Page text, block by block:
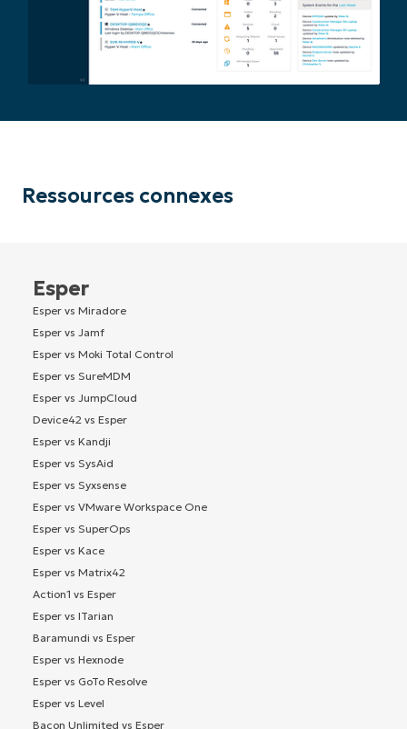
Ressources connexes
Esper
Esper vs Miradore
Esper vs Jamf
Esper vs Moki Total Control
Esper vs SureMDM
Esper vs JumpCloud
Device42 vs Esper
Esper vs Kandji
Esper vs SysAid
Esper vs Syxsense
Esper vs VMware Workspace One
Esper vs SuperOps
Esper vs Kace
Esper vs Matrix42
Action1 vs Esper
Esper vs ITarian
Baramundi vs Esper
Esper vs Hexnode
Esper vs GoTo Resolve
Esper vs Level
Bacon Unlimited vs Esper